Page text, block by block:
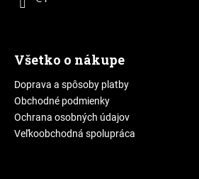
Všetko o nákupe
Doprava a spôsoby platby
Obchodné podmienky
Ochrana osobných údajov
Veľkoobchodná spolupráca